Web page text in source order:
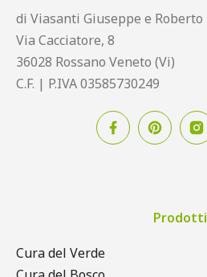
di Viasanti Giuseppe e Roberto
Via Cacciatore, 8
36028 Rossano Veneto (Vi)
C.F. | P.IVA 03585730249
Prodotti
Cura del Verde